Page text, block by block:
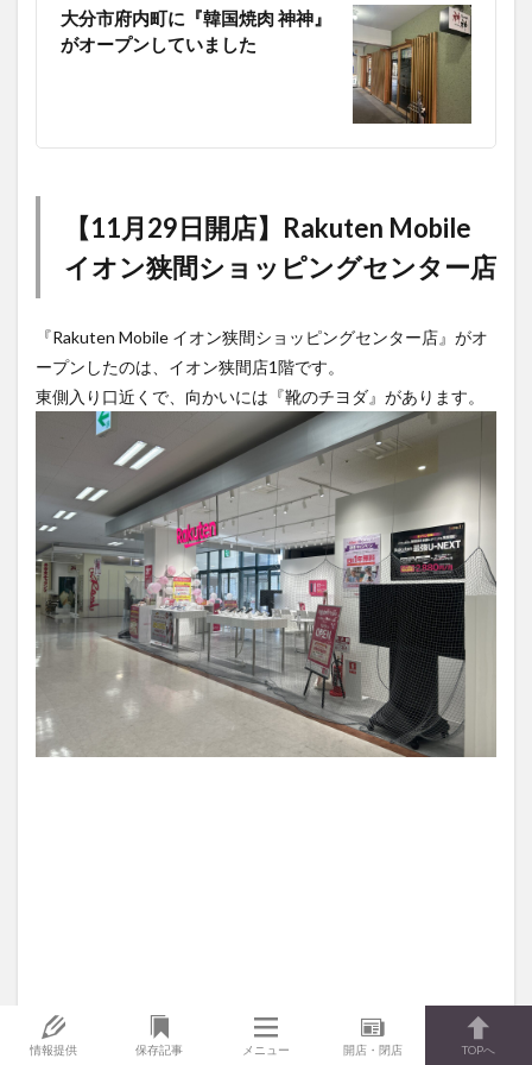
大分市府内町に『韓国焼肉 神神』
がオープンしていました
【11月29日開店】Rakuten Mobile
イオン狭間ショッピングセンター店
『Rakuten Mobile イオン狭間ショッピングセンター店』がオ
ープンしたのは、イオン狭間店1階です。
東側入り口近くで、向かいには『靴のチヨダ』があります。
情報提供 保存記事 メニュー 開店・閉店 TOPへ